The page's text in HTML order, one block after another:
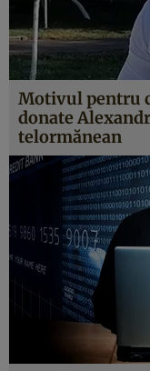
Motivul pentru
donate
telormănean